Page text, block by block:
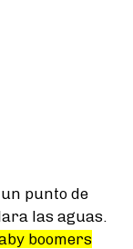
punto de
las aguas.
boomers